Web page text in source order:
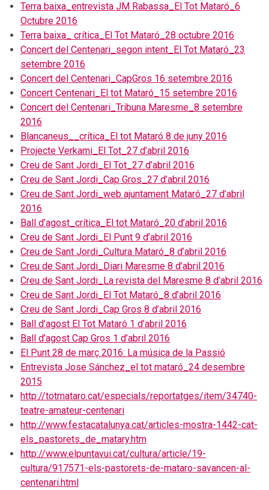
Terra baixa_entrevista JM Rabassa_El Tot Mataró_6
Octubre 2016
Terra baixa_ crítica_El Tot Mataró_28 octubre 2016
Concert del Centenari_segon intent_El Tot Mataró_23
setembre 2016
Concert del Centenari_CapGros 16 setembre 2016
Concert Centenari_El tot Mataró_15 setembre 2016
Concert del Centenari_Tribuna Maresme_8 setembre
2016
Blancaneus__crítica_El tot Mataró 8 de juny 2016
Projecte Verkami_El Tot_27 d’abril 2016
Creu de Sant Jordi_El Tot_27 d’abril 2016
Creu de Sant Jordi_Cap Gros_27 d’abril 2016
Creu de Sant Jordi_web ajuntament Mataró_27 d’abril
2016
Ball d’agost_crítica_El tot Mataró_20 d’abril 2016
Creu de Sant Jordi_El Punt 9 d’abril 2016
Creu de Sant Jordi_Cultura Mataró_8 d’abril 2016
Creu de Sant Jordi_Diari Maresme 8 d’abril 2016
Creu de Sant Jordi_La revista del Maresme 8 d’abril 2016
Creu de Sant Jordi_El Tot Mataró_8 d’abril 2016
Creu de Sant Jordi_Cap Gros 8 d’abril 2016
Ball d’agost El Tot Mataró 1 d’abril 2016
Ball d’agost Cap Gros 1 d’abril 2016
El Punt 28 de març 2016: La música de la Passió
Entrevista Jose Sánchez_el tot mataró_24 desembre
2015
http://totmataro.cat/especials/reportatges/item/34740-
teatre-amateur-centenari
http://www.festacatalunya.cat/articles-mostra-1442-cat-
els_pastorets_de_matary.htm
http://www.elpuntavui.cat/cultura/article/19-
cultura/917571-els-pastorets-de-mataro-savancen-al-
centenari.html